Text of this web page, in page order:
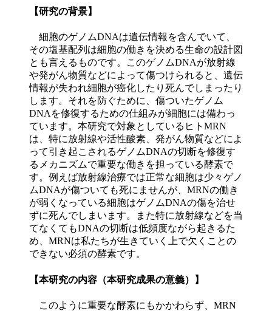
【研究の背景】
細胞のゲノムDNAは遺伝情報を含んでいて、
その塩基配列は細胞の働きを決める生命の設計図
とも言えるものです。このゲノムDNAが放射線
や発がん物質などによって傷つけられると、遺伝
情報が失われ細胞が癌化したり死んでしまったり
します。それを防ぐために、傷ついたゲノム
DNAを修復するための仕組みが細胞には備わっ
ています。本研究で対象としているヒトMRN
は、特に放射線や活性酸素、発がん物質などによ
って引き起こされるゲノムDNAの切断を修復す
るメカニズムで重要な働きを担っている酵素で
す。例えば放射線治療では正常な細胞は少々ゲノ
ムDNAが傷ついても死にませんが、MRNの働き
が弱くなっている細胞はゲノムDNAの傷を治せ
ずに死んでしまいます。また特に放射線などを当
てなくてもDNAの切断は低頻度ながら起きるた
め、MRNは私たちが生きていく上で欠くことの
できない必須の酵素です。
【本研究の内容（本研究成果の意義）】
このように重要な酵素にもかかわらず、MRN